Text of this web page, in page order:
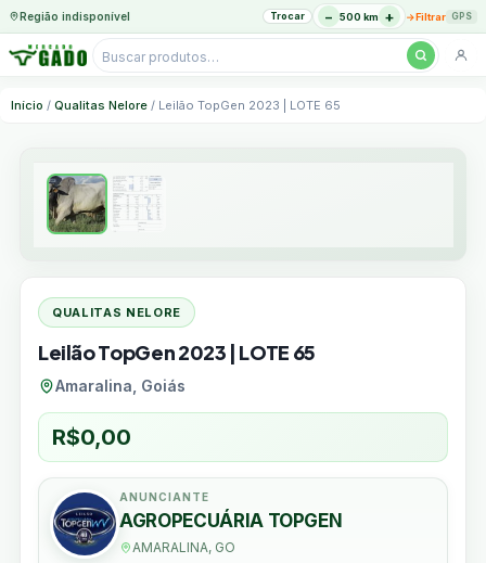
Região indisponível Trocar − 500 km + →Filtrar GPS
Pesquisar
para
Início / Qualitas Nelore / Leilão TopGen 2023 | LOTE 65
QUALITAS NELORE
Leilão TopGen 2023 | LOTE 65
Amaralina, Goiás
R$0,00
ANUNCIANTE
AGROPECUÁRIA TOPGEN
AMARALINA, GO